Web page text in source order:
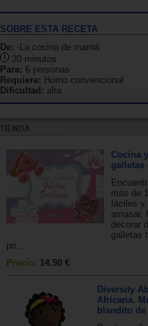
SOBRE ESTA RECETA
De: -La cocina de mamá
20 minutos.
Para: 6 personas
Requiere: Horno convencional
Dificultad: alta
Cocina
galletas
más de
fáciles y
amasar,
decorar
galletas
pri...
Precio: 14.90 €
Diversity
Africana.
blandito de